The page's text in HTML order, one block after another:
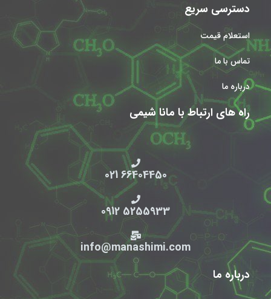
دسترسی سریع
استعلام قیمت
تماس با ما
درباره ما
راه های ارتباط با مانا شیمی
66404450 021
5255933 0912
info@manashimi.com
درباره ما